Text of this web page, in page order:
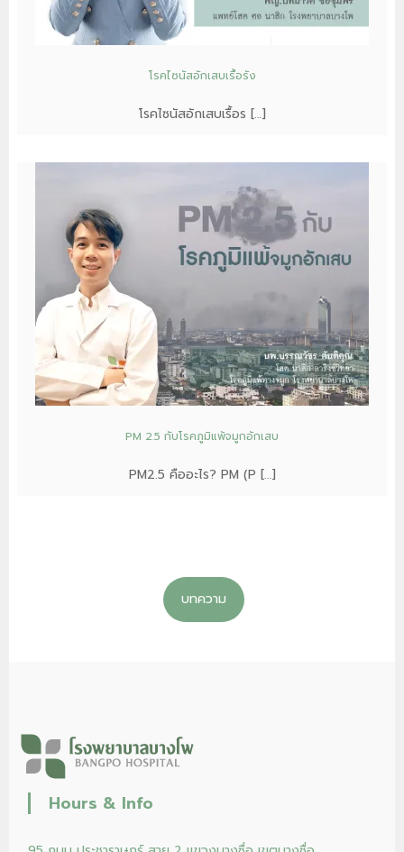
โรคไซนัสอักเสบเรื้อรัง
โรคไซนัสอักเสบเรื้อร […]
PM 2.5 กับโรคภูมิแพ้จมูกอักเสบ
PM2.5 คืออะไร? PM (P […]
บทความ
Hours & Info